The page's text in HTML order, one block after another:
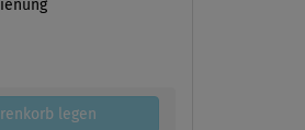
legen